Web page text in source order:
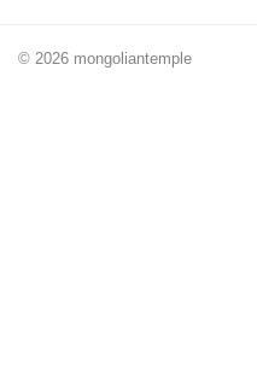
© 2026 mongoliantemple